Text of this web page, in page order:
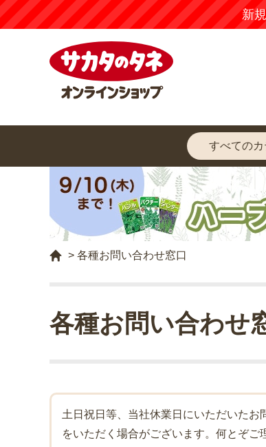
新
> 各種お問い合わせ窓口
各種お問い合わせ
土日祝日等、当社休業日にいただいた
をいただく場合がございます。何とぞご